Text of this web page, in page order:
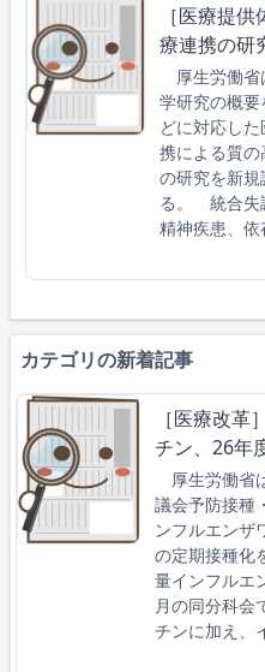
［医療提
療連携の
厚生労働省
学研究の概
どに対応し
携による質
の研究を新
る。 統合失
精神疾患、
カテゴリの新着記事
［医療改革
チン、26年
厚生労働省
議会予防接種
ンフルエンザ
の定期接種
量インフルエ
月の同分科会
チンに加え、